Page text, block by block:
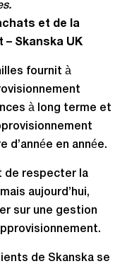
et de la
– Skanska UK
fournit à
à long terme et
d’année en année.
de respecter la
aujourd’hui,
sur une gestion
de Skanska se